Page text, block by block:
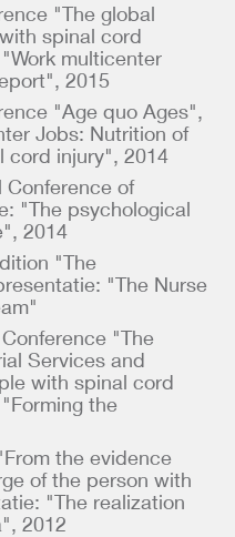
"The global
spinal cord
multicenter
2015
"Age quo Ages",
Jobs: Nutrition of
cord injury", 2014
Conference of
"The psychological
2014
"The
"The Nurse
"The
Services and
with spinal cord
the
the evidence
of the person with
"The realization
2012